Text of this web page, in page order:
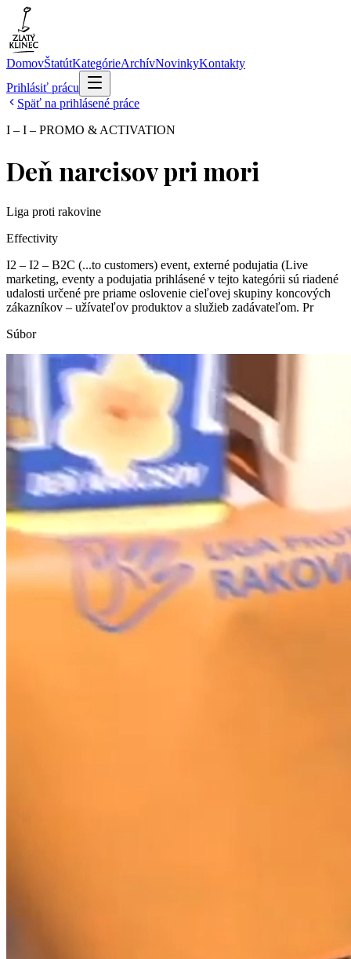
DomovŠtatútKategórieArchívNovinkyKontakty
Prihlásiť prácu
Späť na prihlásené práce
I – I – PROMO & ACTIVATION
Deň narcisov pri mori
Liga proti rakovine
Effectivity
I2 – I2 – B2C (...to customers) event, externé podujatia (Live
marketing, eventy a podujatia prihlásené v tejto kategórii sú riadené
udalosti určené pre priame oslovenie cieľovej skupiny koncových
zákazníkov – užívateľov produktov a služieb zadávateľom. Pr
Súbor